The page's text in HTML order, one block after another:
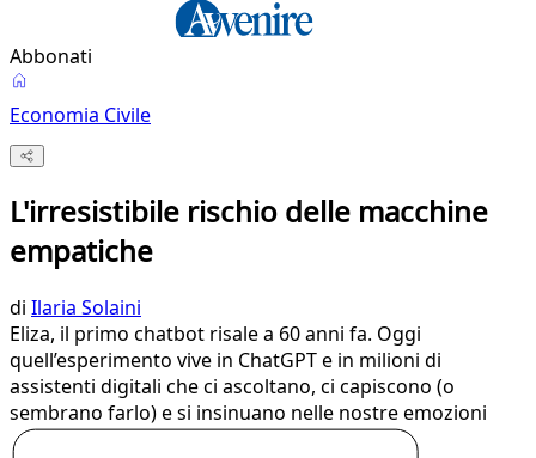
Abbonati
Economia Civile
L'irresistibile rischio delle macchine
empatiche
di Ilaria Solaini
Eliza, il primo chatbot risale a 60 anni fa. Oggi
quell’esperimento vive in ChatGPT e in milioni di
assistenti digitali che ci ascoltano, ci capiscono (o
sembrano farlo) e si insinuano nelle nostre emozioni